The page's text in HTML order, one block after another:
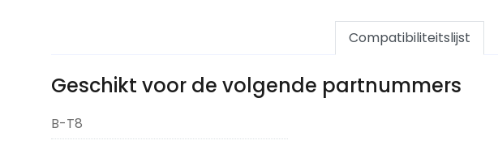
Compatibiliteitslijst
Geschikt voor de volgende partnummers
B-T8